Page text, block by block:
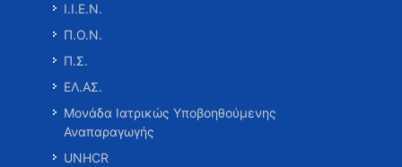
Ι.Ι.Ε.Ν.
Π.Ο.Ν.
Π.Σ.
ΕΛ.ΑΣ.
Μονάδα Ιατρικώς Υποβοηθούμενης
Αναπαραγωγής
UNHCR